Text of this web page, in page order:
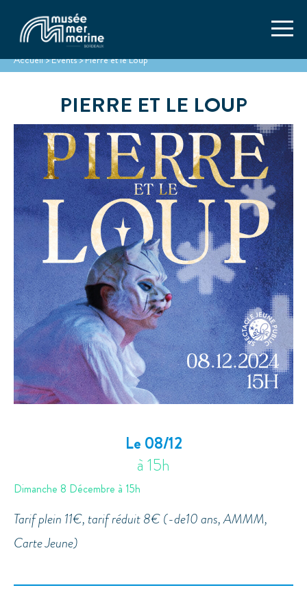
Accueil>Events>Pierre et le Loup
PIERRE ET LE LOUP
Le 08/12
à 15h
Dimanche 8 Décembre à 15h
Tarif plein 11€, tarif réduit 8€ (-de10 ans, AMMM,
Carte Jeune)